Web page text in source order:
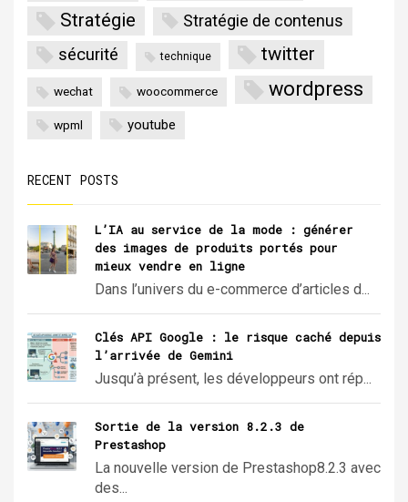
Stratégie Stratégie de contenus
sécurité technique twitter
wechat woocommerce wordpress
wpml youtube
RECENT POSTS
L’IA au service de la mode : générer
des images de produits portés pour
mieux vendre en ligne
Dans l’univers du e-commerce d’articles d...
Clés API Google : le risque caché depuis
l’arrivée de Gemini
Jusqu’à présent, les développeurs ont rép...
Sortie de la version 8.2.3 de
Prestashop
La nouvelle version de Prestashop8.2.3 avec
des...